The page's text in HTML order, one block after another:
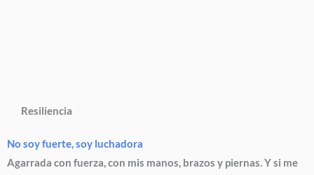
Resiliencia
No soy fuerte, soy luchadora
Agarrada con fuerza, con mis manos, brazos y piernas. Y si me